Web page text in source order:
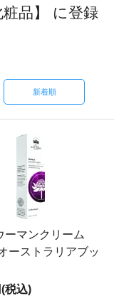
品】 に登録
新着順
ーマンクリーム
ーストラリアブッ
税込)